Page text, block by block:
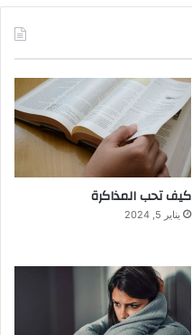
كيف تحب المذاكرة
يناير 5, 2024